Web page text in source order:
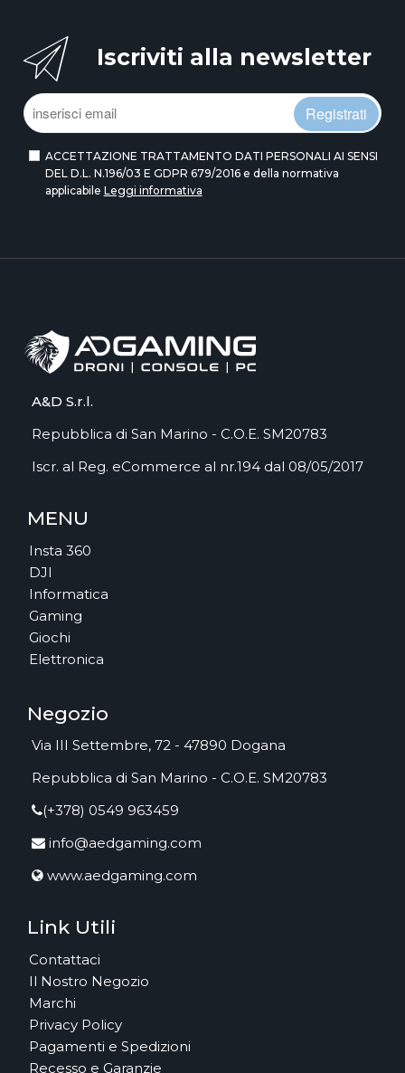
Iscriviti alla newsletter
Registrati
ACCETTAZIONE TRATTAMENTO DATI PERSONALI AI SENSI
DEL D.L. N.196/03 E GDPR 679/2016 e della normativa
applicabile Leggi informativa
A&D S.r.l.
Repubblica di San Marino - C.O.E. SM20783
Iscr. al Reg. eCommerce al nr.194 dal 08/05/2017
MENU
Insta 360
DJI
Informatica
Gaming
Giochi
Elettronica
Negozio
Via III Settembre, 72 - 47890 Dogana
Repubblica di San Marino - C.O.E. SM20783
(+378) 0549 963459
info@aedgaming.com
www.aedgaming.com
Link Utili
Contattaci
Il Nostro Negozio
Marchi
Privacy Policy
Pagamenti e Spedizioni
Recesso e Garanzie